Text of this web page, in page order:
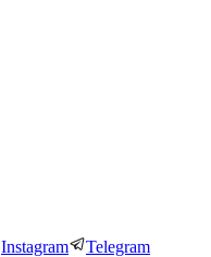
Instagram Telegram